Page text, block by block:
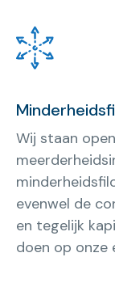
Wij staan
evenwel de
en tegelijk
doen op onze